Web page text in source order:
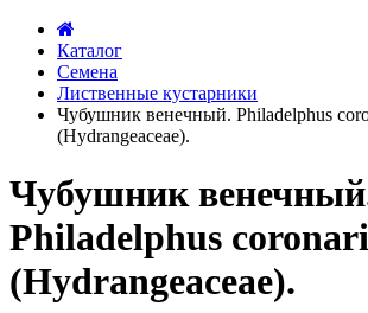
Каталог
Семена
Лиственные кустарники
Чубушник венечный. Philadelphus
(Hydrangeаceae).
Чубушник
Philadelphus
(Hydrangeаceae).